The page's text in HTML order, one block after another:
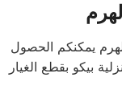
يمكنكم الحصول
بيكو بقطع الغيار